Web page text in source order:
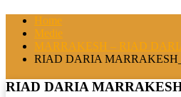
Home
Medie
MARRAKESH – RIAD
RIAD DARIA
RIAD DARIA